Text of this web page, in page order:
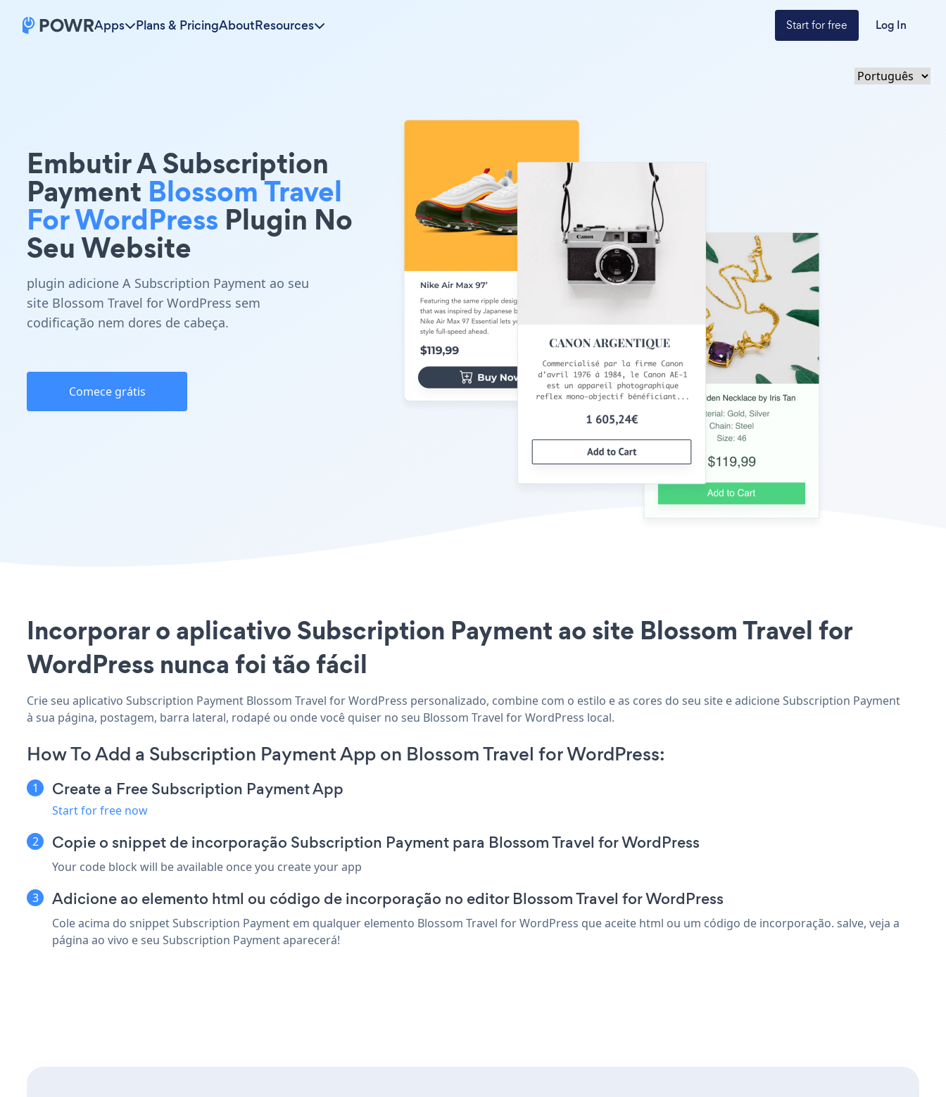
Apps Plans & PricingAboutResources Start for free Log In
Embutir A Subscription
Payment Blossom Travel
For WordPress Plugin No
Seu Website
plugin adicione A Subscription Payment ao seu
site Blossom Travel for WordPress sem
codificação nem dores de cabeça.
Comece grátis
Incorporar o aplicativo Subscription Payment ao site Blossom Travel for
WordPress nunca foi tão fácil
Crie seu aplicativo Subscription Payment Blossom Travel for WordPress personalizado, combine com o estilo e as cores do seu site e adicione Subscription Payment
à sua página, postagem, barra lateral, rodapé ou onde você quiser no seu Blossom Travel for WordPress local.
How To Add a Subscription Payment App on Blossom Travel for WordPress:
Create a Free Subscription Payment App
Start for free now
Copie o snippet de incorporação Subscription Payment para Blossom Travel for WordPress
Your code block will be available once you create your app
Adicione ao elemento html ou código de incorporação no editor Blossom Travel for WordPress
Cole acima do snippet Subscription Payment em qualquer elemento Blossom Travel for WordPress que aceite html ou um código de incorporação. salve, veja a
página ao vivo e seu Subscription Payment aparecerá!